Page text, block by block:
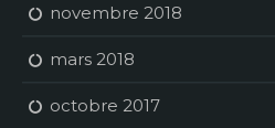
novembre 2018
mars 2018
octobre 2017